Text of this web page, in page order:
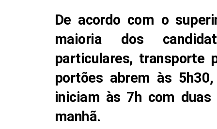
De acordo com o
maioria dos
particulares, transporte
portões abrem às
iniciam às 7h com
manhã.